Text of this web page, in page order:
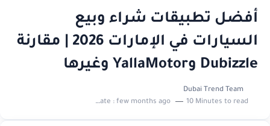
أفضل تطبيقات شراء وبيع
السيارات في الإمارات 2026 | مقارنة
Dubizzle وYallaMotor وغيرها
Dubai Trend Team
Last update :
few months ago 10 Minutes to read